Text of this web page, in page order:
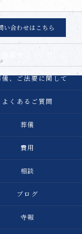
い合わせはこちら
儀、ご法要に関して
よくあるご質問
葬儀
費用
相談
ブログ
寺報